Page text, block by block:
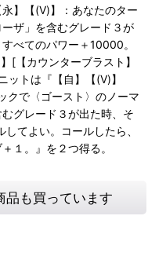
】【(V)】：あなたのター
ザ」を含むグレード３が
べてのパワー＋10000。
[【カウンターブラスト】
トは『【自】【(V)】
クで〈ゴースト〉のノーマ
グレード３が出た時、そ
てよい。コールしたら、
１。』を２つ得る。
品も買っています